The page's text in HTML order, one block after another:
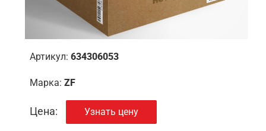
Артикул: 634306053
Марка: ZF
Цена: Узнать цену